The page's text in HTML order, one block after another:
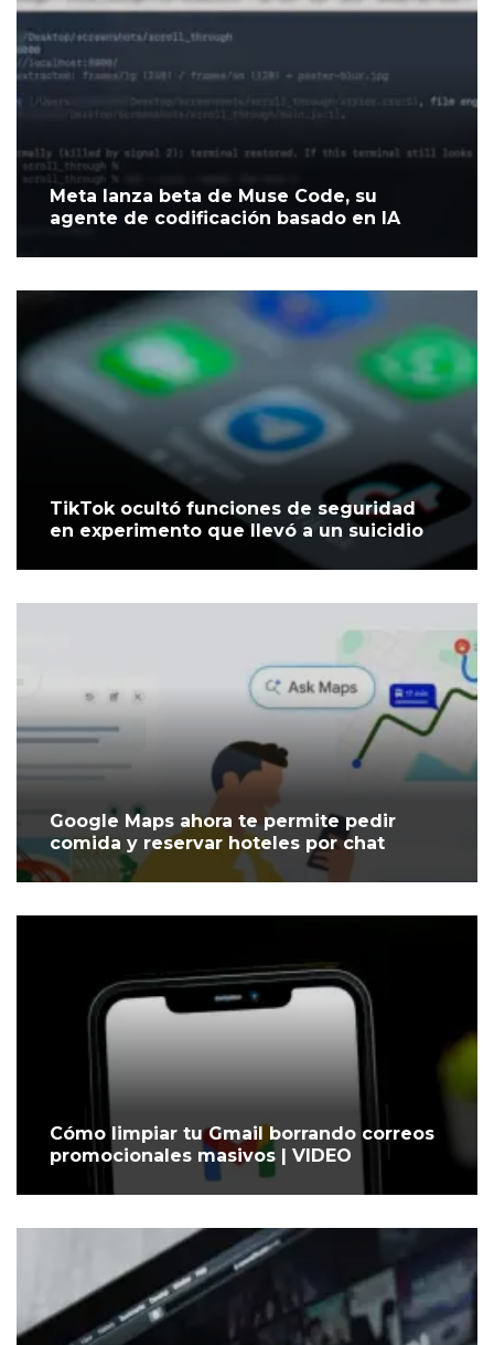
Meta lanza beta de Muse Code, su
agente de codificación basado en IA
TikTok ocultó funciones de seguridad
en experimento que llevó a un suicidio
Google Maps ahora te permite pedir
comida y reservar hoteles por chat
Cómo limpiar tu Gmail borrando correos
promocionales masivos | VIDEO